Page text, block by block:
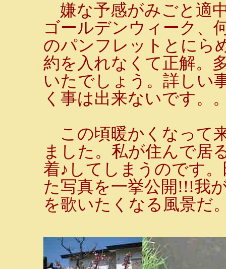
嫌な予感がみごと適
ゴールデンウィーク、
のパンフレットとにら
約を入れなくて正解。
いたでしょう。詳しい
く事は出来ないです。
この頃暖かくなって
ました。私が住んで居
着♪してしまうのです
た写真を一挙公開!!!我
を歌いたくなる風景だ